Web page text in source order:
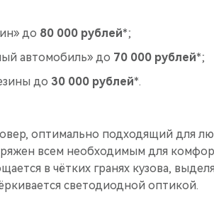
до 80 000 рублей*;
автомобиль» до 70 000 рублей*;
до 30 000 рублей*.
оптимально подходящий для
всем необходимым для
в чётких гранях кузова,
светодиодной оптикой.